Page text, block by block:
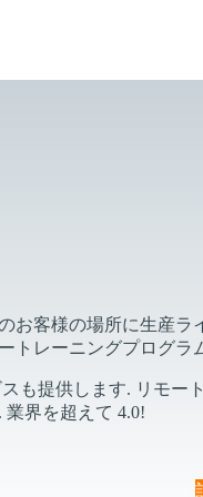
お客様の場所に生産
トレーニングプログラ
も提供します. リモ
界を超えて 4.0!